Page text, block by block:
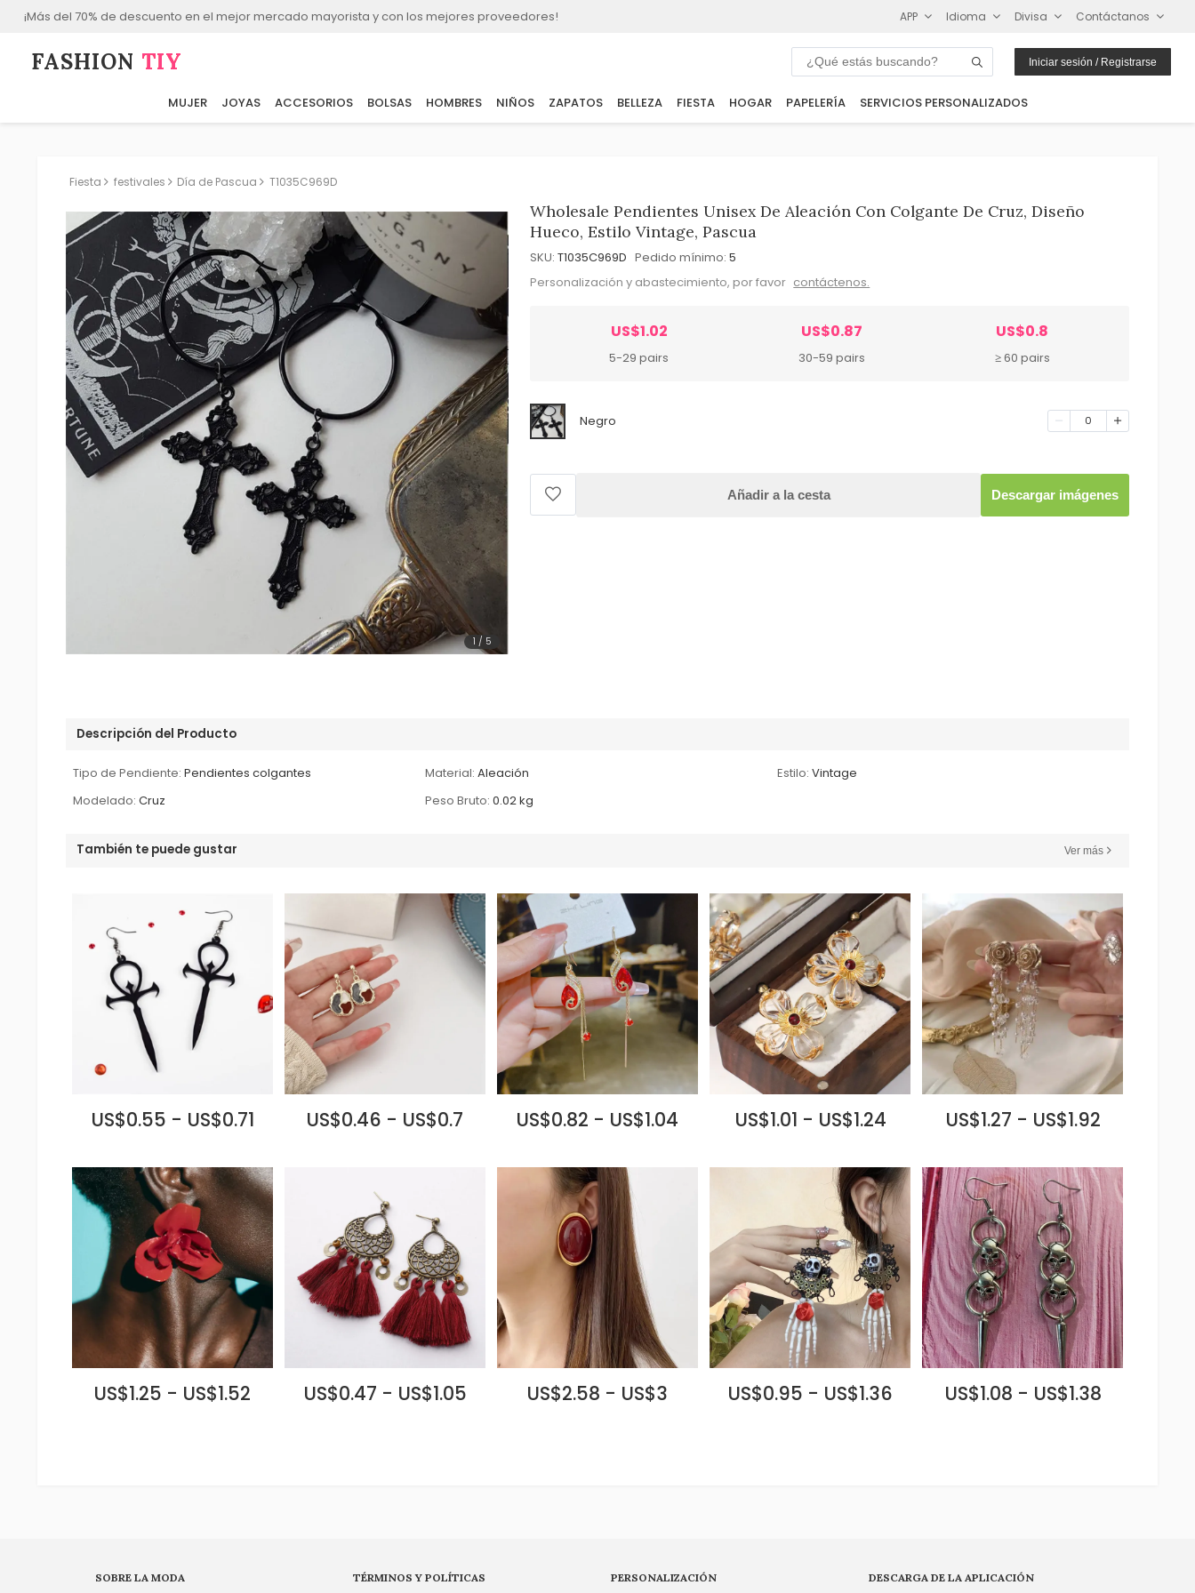
¡Más del 70% de descuento en el mejor mercado mayorista y con los mejores proveedores! APP Idioma Divisa Contáctanos
FASHION⁠ TIY Iniciar sesión / Registrarse
MUJER JOYAS ACCESORIOS BOLSAS HOMBRES NIÑOS ZAPATOS BELLEZA FIESTA HOGAR PAPELERÍA SERVICIOS PERSONALIZADOS
Fiesta festivales Día de Pascua T1035C969D
1 / 5
Wholesale Pendientes Unisex De Aleación Con Colgante De Cruz, Diseño
Hueco, Estilo Vintage, Pascua
SKU: T1035C969D Pedido mínimo: 5
Personalización y abastecimiento, por favor contáctenos.
US$1.02
5-29 pairs
US$0.87
30-59 pairs
US$0.8
≥ 60 pairs
Negro 0
Añadir a la cesta Descargar imágenes
Descripción del Producto
Tipo de Pendiente: Pendientes colgantes Material: Aleación Estilo: Vintage
Modelado: Cruz Peso Bruto: 0.02 kg
También te puede gustar Ver más
US$0.55 - US$0.71 US$0.46 - US$0.7 US$0.82 - US$1.04 US$1.01 - US$1.24 US$1.27 - US$1.92
US$1.25 - US$1.52 US$0.47 - US$1.05 US$2.58 - US$3 US$0.95 - US$1.36 US$1.08 - US$1.38
SOBRE LA MODA TÉRMINOS Y POLÍTICAS PERSONALIZACIÓN DESCARGA DE LA APLICACIÓN